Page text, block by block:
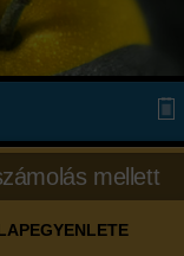
mellett